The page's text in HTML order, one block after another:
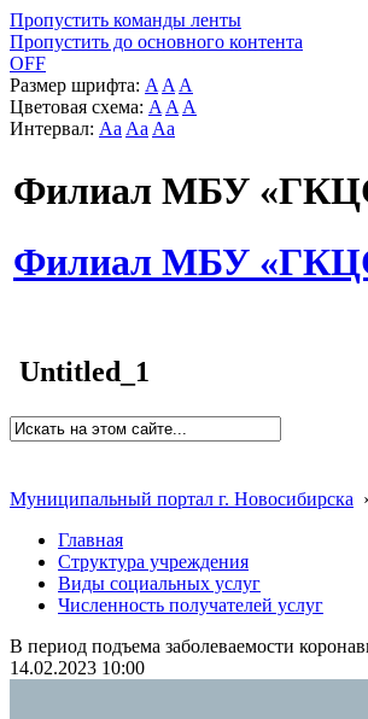
Пропустить команды ленты
Пропустить до основного контента
OFF
Размер шрифта: A A A
Цветовая схема: A A A
Интервал: Aa Aa Aa
Филиал МБУ
Филиал МБУ
Untitled_1
Муниципальный портал г. Новосибирска ›
Главная
Структура учреждения
Виды социальных услуг
Численность получателей услуг
В период подъема заболеваемости
14.02.2023 10:00